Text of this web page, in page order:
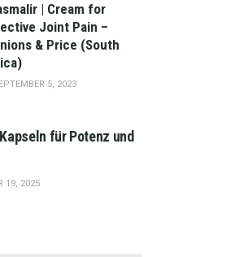
| Cream for
Joint Pain –
& Price (South
5, 2023
für Potenz und
19, 2025